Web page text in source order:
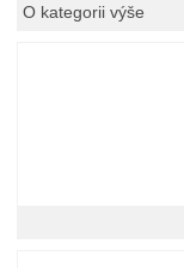
O kategorii výše